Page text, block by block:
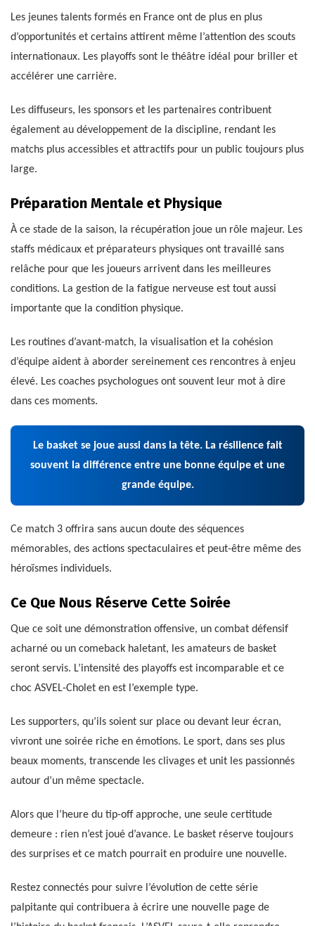
Les jeunes talents formés en France ont de plus en plus
d’opportunités et certains attirent même l’attention des scouts
internationaux. Les playoffs sont le théâtre idéal pour briller et
accélérer une carrière.
Les diffuseurs, les sponsors et les partenaires contribuent
également au développement de la discipline, rendant les
matchs plus accessibles et attractifs pour un public toujours plus
large.
Préparation Mentale et Physique
À ce stade de la saison, la récupération joue un rôle majeur. Les
staffs médicaux et préparateurs physiques ont travaillé sans
relâche pour que les joueurs arrivent dans les meilleures
conditions. La gestion de la fatigue nerveuse est tout aussi
importante que la condition physique.
Les routines d’avant-match, la visualisation et la cohésion
d’équipe aident à aborder sereinement ces rencontres à enjeu
élevé. Les coaches psychologues ont souvent leur mot à dire
dans ces moments.
Le basket se joue aussi dans la tête. La résilience fait
souvent la différence entre une bonne équipe et une
grande équipe.
Ce match 3 offrira sans aucun doute des séquences
mémorables, des actions spectaculaires et peut-être même des
héroïsmes individuels.
Ce Que Nous Réserve Cette Soirée
Que ce soit une démonstration offensive, un combat défensif
acharné ou un comeback haletant, les amateurs de basket
seront servis. L’intensité des playoffs est incomparable et ce
choc ASVEL-Cholet en est l’exemple type.
Les supporters, qu’ils soient sur place ou devant leur écran,
vivront une soirée riche en émotions. Le sport, dans ses plus
beaux moments, transcende les clivages et unit les passionnés
autour d’un même spectacle.
Alors que l’heure du tip-off approche, une seule certitude
demeure : rien n’est joué d’avance. Le basket réserve toujours
des surprises et ce match pourrait en produire une nouvelle.
Restez connectés pour suivre l’évolution de cette série
palpitante qui contribuera à écrire une nouvelle page de